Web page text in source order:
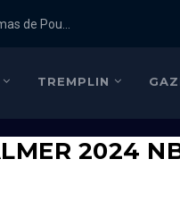
de Pou...
TREMPLIN
2024